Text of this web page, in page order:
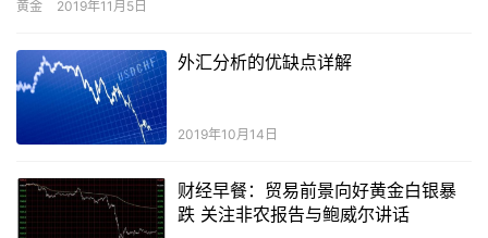
国零售数据、9月耐用品订单等经济数据走弱使得黄金出现反弹走
势，但我们认为这些激励因素不足以使得黄金重回上涨趋势，因此
维持黄金振荡偏弱，并可能进一步走弱的判断。
黄金 2019年11月5日
外汇分析的优缺点详解
2019年10月14日
财经早餐：贸易前景向好黄金白银暴
跌 关注非农报告与鲍威尔讲话